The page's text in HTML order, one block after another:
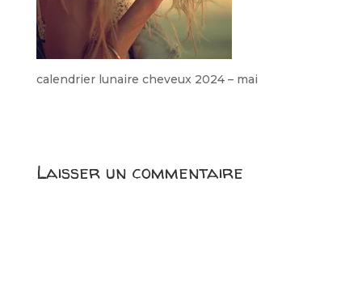
calendrier lunaire cheveux 2024 – mai
Laisser un commentaire